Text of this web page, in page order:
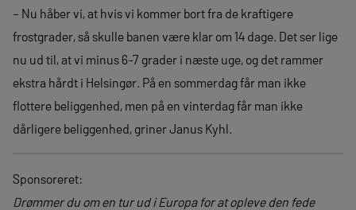
– Nu håber vi, at hvis vi kommer bort fra de kraftigere
frostgrader, så skulle banen være klar om 14 dage. Det ser lige
nu ud til, at vi minus 6-7 grader i næste uge, og det rammer
ekstra hårdt i Helsingør. På en sommerdag får man ikke
flottere beliggenhed, men på en vinterdag får man ikke
dårligere beliggenhed, griner Janus Kyhl.
Sponsoreret:
Drømmer du om en tur ud i Europa for at opleve den fede